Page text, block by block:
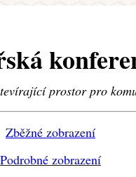
prostor pro
Zběžné zobrazení
Podrobné zobrazení